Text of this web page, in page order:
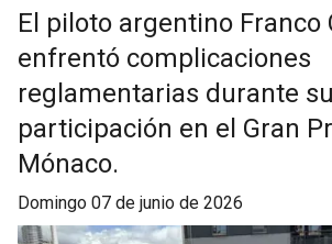
El piloto argentino Franco
enfrentó complicaciones
reglamentarias durante su
participación en el Gran
Mónaco.
domingo 07 de junio de 2026